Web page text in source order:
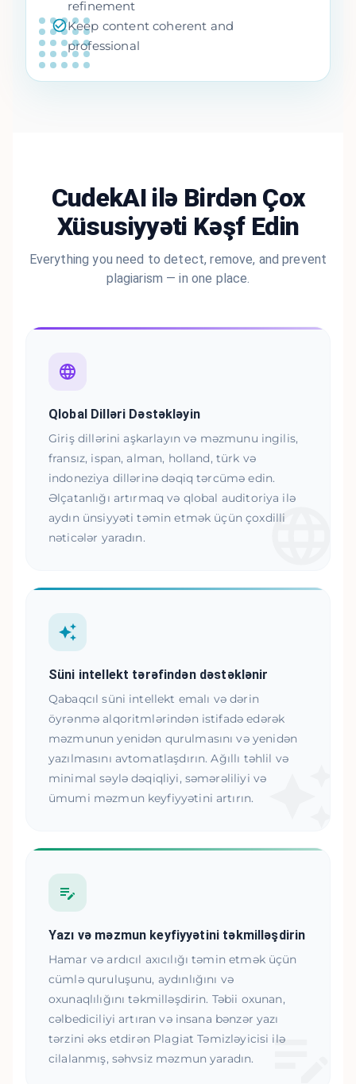
refinement
Keep content coherent and
professional
CudekAI ilə Birdən Çox
Xüsusiyyəti Kəşf Edin
Everything you need to detect, remove, and prevent
plagiarism — in one place.
Qlobal Dilləri Dəstəkləyin
Giriş dillərini aşkarlayın və məzmunu ingilis,
fransız, ispan, alman, holland, türk və
indoneziya dillərinə dəqiq tərcümə edin.
Əlçatanlığı artırmaq və qlobal auditoriya ilə
aydın ünsiyyəti təmin etmək üçün çoxdilli
nəticələr yaradın.
Süni intellekt tərəfindən dəstəklənir
Qabaqcıl süni intellekt emalı və dərin
öyrənmə alqoritmlərindən istifadə edərək
məzmunun yenidən qurulmasını və yenidən
yazılmasını avtomatlaşdırın. Ağıllı təhlil və
minimal səylə dəqiqliyi, səmərəliliyi və
ümumi məzmun keyfiyyətini artırın.
Yazı və məzmun keyfiyyətini təkmilləşdirin
Hamar və ardıcıl axıcılığı təmin etmək üçün
cümlə quruluşunu, aydınlığını və
oxunaqlılığını təkmilləşdirin. Təbii oxunan,
cəlbediciliyi artıran və insana bənzər yazı
tərzini əks etdirən Plagiat Təmizləyicisi ilə
cilalanmış, səhvsiz məzmun yaradın.